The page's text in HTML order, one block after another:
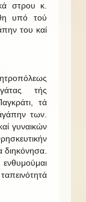
στρου κ.
υπό τού
του καί
τής
τά
των.
γυναικών
διηκόνησα.